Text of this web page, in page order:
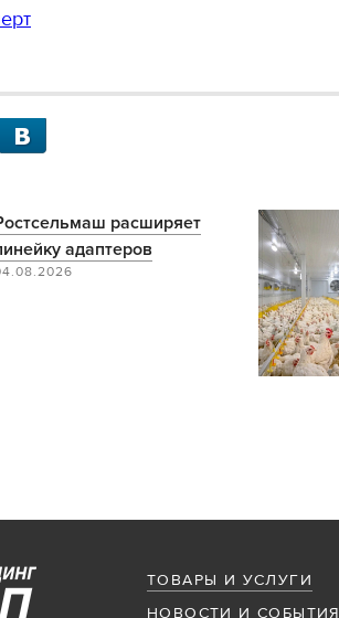
расширяет
адаптеров
ТОВАРЫ И УСЛУГИ
НОВОСТИ И СОБЫТИЯ